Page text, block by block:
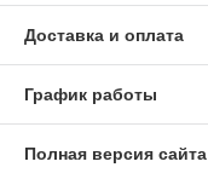
Доставка и оплата
График работы
Полная версия сайта